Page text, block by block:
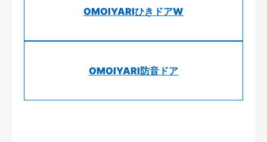
OMOIYARIひきドアW
OMOIYARI防音ドア